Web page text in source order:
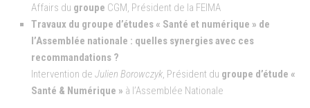
Affairs du groupe CGM, Président de la FEIMA
Travaux du groupe d’études « Santé et numérique » de
l’Assemblée nationale : quelles synergies avec ces
recommandations ?
Intervention de Julien Borowczyk, Président du groupe d’étude «
Santé & Numérique » à l’Assemblée Nationale